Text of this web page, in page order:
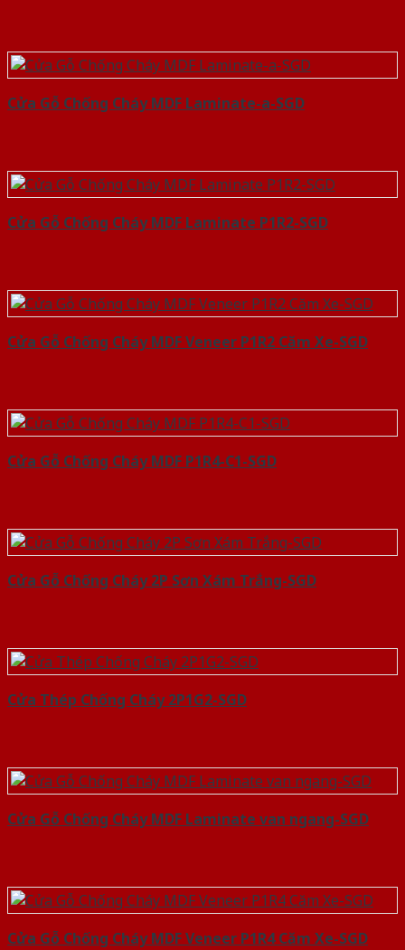
Cửa Gỗ Chống Cháy MDF Laminate-a-SGD
Cửa Gỗ Chống Cháy MDF Laminate P1R2-SGD
Cửa Gỗ Chống Cháy MDF Veneer P1R2 Căm Xe-SGD
Cửa Gỗ Chống Cháy MDF P1R4-C1-SGD
Cửa Gỗ Chống Cháy 2P Sơn Xám Trắng-SGD
Cửa Thép Chống Cháy 2P1G2-SGD
Cửa Gỗ Chống Cháy MDF Laminate van ngang-SGD
Cửa Gỗ Chống Cháy MDF Veneer P1R4 Căm Xe-SGD